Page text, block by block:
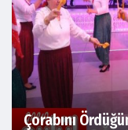
Çorabını